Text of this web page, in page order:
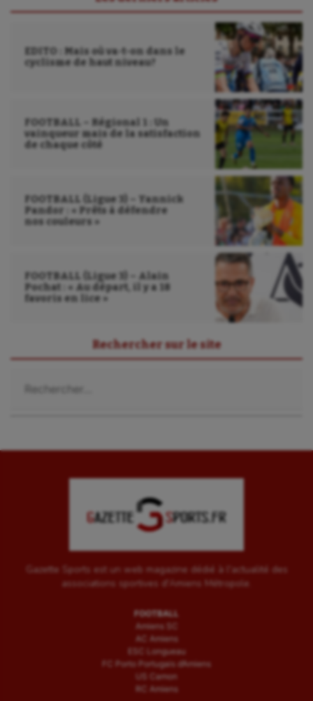
EDITO : Mais où va-t-on dans le
cyclisme de haut niveau?
FOOTBALL – Régional 1 : Un
vainqueur mais de la satisfaction
de chaque côté
FOOTBALL (Ligue 3) – Yannick
Pandor : « Prêts à défendre
nos couleurs »
FOOTBALL (Ligue 3) – Alain
Pochat : « Au départ, il y a 18
favoris en lice »
Rechercher sur le site
Gazette Sports est un web magazine dédié à l'actualité des
associations sportives d'Amiens Métropole.
FOOTBALL
Amiens SC
AC Amiens
ESC Longueau
FC Porto Portugais d’Amiens
US Camon
RC Amiens